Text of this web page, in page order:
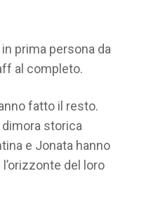
prima persona da
al completo.
fatto il resto.
dimora storica
e Jonata hanno
del loro